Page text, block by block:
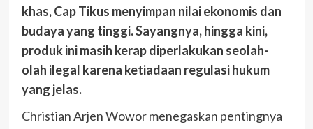
khas, Cap Tikus menyimpan nilai ekonomis dan
budaya yang tinggi. Sayangnya, hingga kini,
produk ini masih kerap diperlakukan seolah-
olah ilegal karena ketiadaan regulasi hukum
yang jelas.
Christian Arjen Wowor menegaskan pentingnya